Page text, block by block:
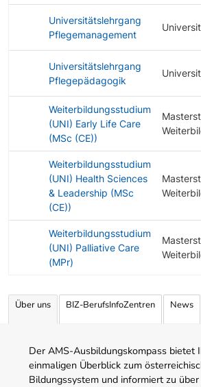
Universitätslehrgang
Pflegemanagement
Universitätslehrgang
Pflegepädagogik
Weiterbildungsstudium
(UNI) Early Life Care
(MSc (CE))
Weiterbildungsstudium
(UNI) Health Sciences
& Leadership (MSc
(CE))
Weiterbildungsstudium
(UNI) Palliative Care
(MPr)
Über uns BIZ-BerufsInfoZentren News
Der AMS-Ausbildungskompass bietet
einmaligen Überblick zum
Bildungssystem und informiert zu